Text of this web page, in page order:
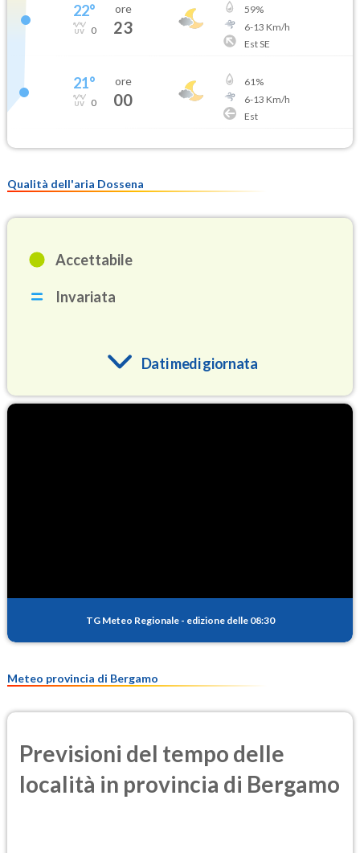
22°
0
ore
23
59%
6-13 Km/h
Est SE
21°
0
ore
00
61%
6-13 Km/h
Est
Qualità dell'aria Dossena
Accettabile
Invariata
Dati medi giornata
PM25
TG Meteo Regionale - edizione delle 08:30
Meteo provincia di Bergamo
Previsioni del tempo delle
località in provincia di Bergamo